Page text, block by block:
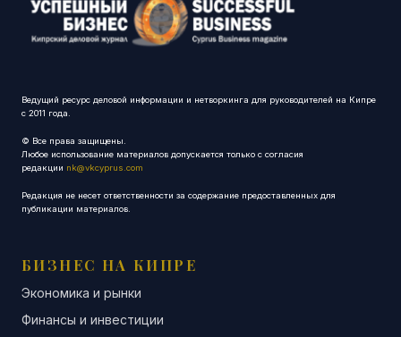
Ведущий ресурс деловой информации и нетворкинга для руководителей на Кипре
с 2011 года.
© Все права защищены.
Любое использование материалов допускается только с согласия
редакции nk@vkcyprus.com
Редакция не несет ответственности за содержание предоставленных для
публикации материалов.
БИЗНЕС НА КИПРЕ
Экономика и рынки
Финансы и инвестиции